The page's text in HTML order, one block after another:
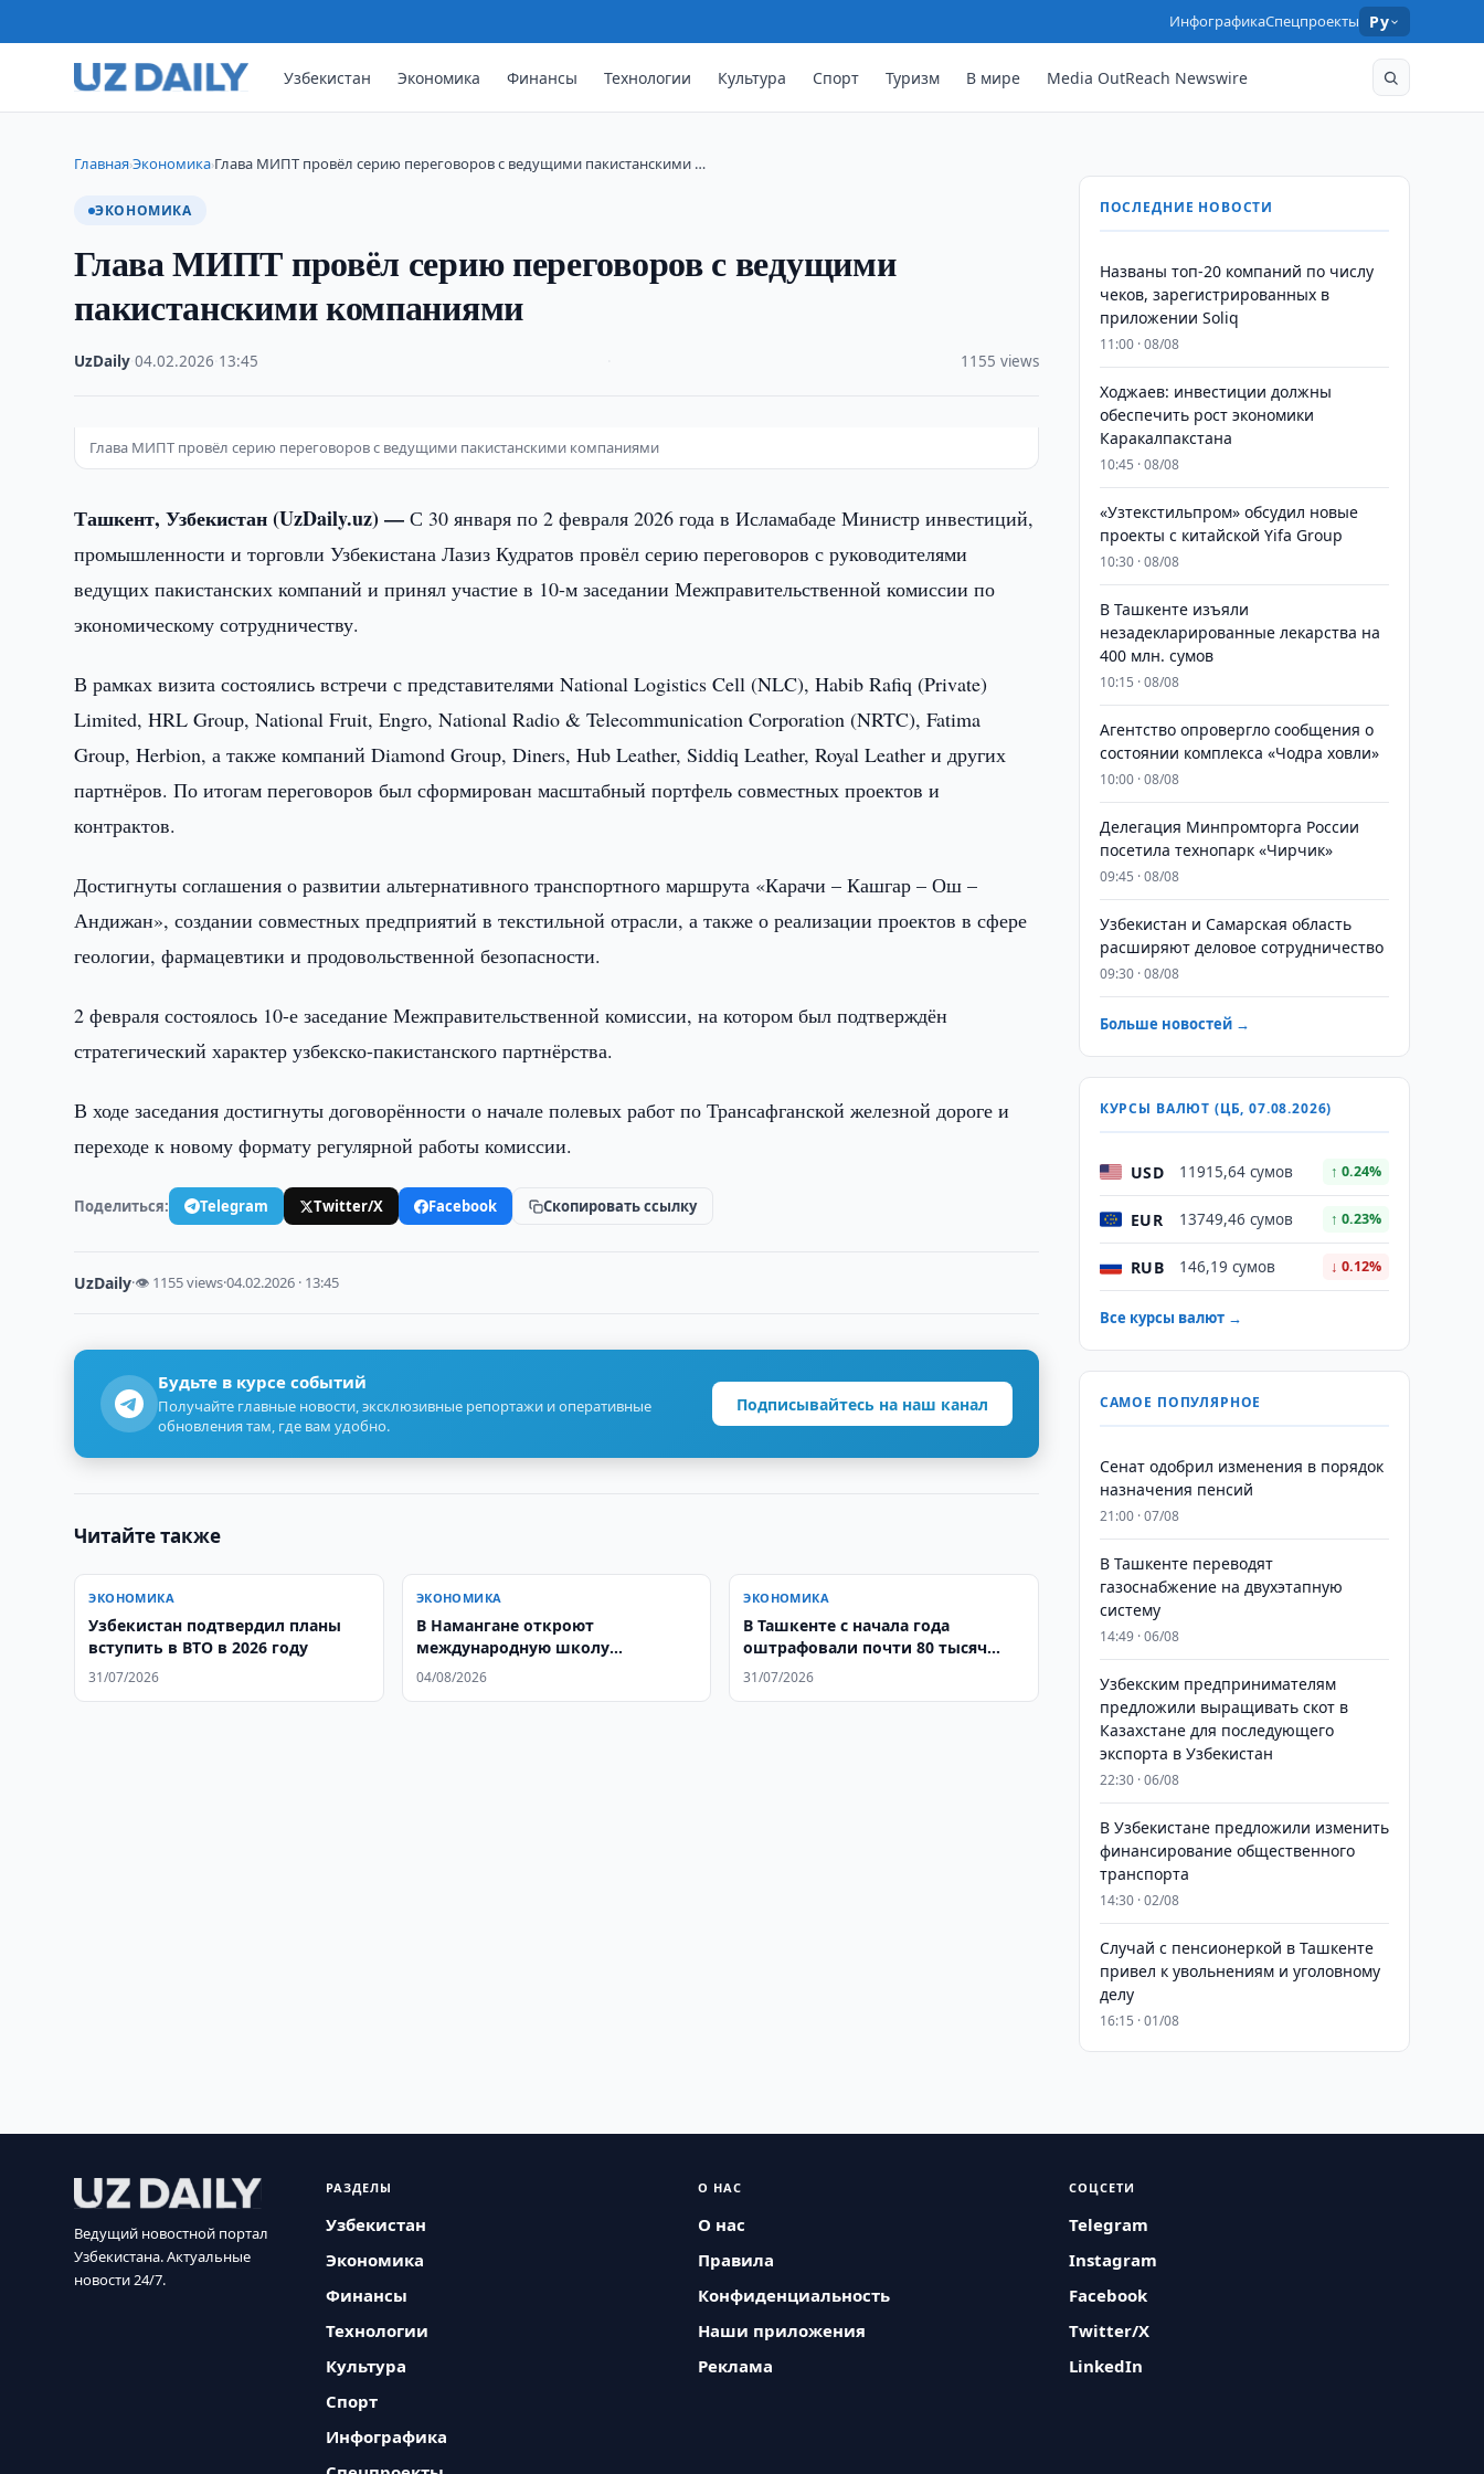
ИнфографикаСпецпроекты Ру
Узбекистан Экономика Финансы Технологии Культура Спорт Туризм В мире Media OutReach Newswire
Главная›Экономика›Глава МИПТ провёл серию переговоров с ведущими пакистанскими …
ЭКОНОМИКА
Глава МИПТ провёл серию переговоров с ведущими
пакистанскими компаниями
UzDaily ·04.02.2026 13:45 1155 views
Глава МИПТ провёл серию переговоров с ведущими пакистанскими компаниями
Ташкент, Узбекистан (UzDaily.uz) —С 30 января по 2 февраля 2026 года в Исламабаде Министр инвестиций,
промышленности и торговли Узбекистана Лазиз Кудратов провёл серию переговоров с руководителями
ведущих пакистанских компаний и принял участие в 10-м заседании Межправительственной комиссии по
экономическому сотрудничеству.
В рамках визита состоялись встречи с представителями National Logistics Cell (NLC), Habib Rafiq (Private)
Limited, HRL Group, National Fruit, Engro, National Radio & Telecommunication Corporation (NRTC), Fatima
Group, Herbion, а также компаний Diamond Group, Diners, Hub Leather, Siddiq Leather, Royal Leather и других
партнёров. По итогам переговоров был сформирован масштабный портфель совместных проектов и
контрактов.
Достигнуты соглашения о развитии альтернативного транспортного маршрута «Карачи – Кашгар – Ош –
Андижан», создании совместных предприятий в текстильной отрасли, а также о реализации проектов в сфере
геологии, фармацевтики и продовольственной безопасности.
2 февраля состоялось 10-е заседание Межправительственной комиссии, на котором был подтверждён
стратегический характер узбекско-пакистанского партнёрства.
В ходе заседания достигнуты договорённости о начале полевых работ по Трансафганской железной дороге и
переходе к новому формату регулярной работы комиссии.
Поделиться: Telegram Twitter/X Facebook Скопировать ссылку
UzDaily·👁 1155 views·04.02.2026 · 13:45
Будьте в курсе событий
Получайте главные новости, эксклюзивные репортажи и оперативные
обновления там, где вам удобно.
Подписывайтесь на наш канал
Читайте также
ЭКОНОМИКА
Узбекистан подтвердил планы
вступить в ВТО в 2026 году
31/07/2026
ЭКОНОМИКА
В Намангане откроют
международную школу
сварщиков
04/08/2026
ЭКОНОМИКА
В Ташкенте с начала года
оштрафовали почти 80 тысяч
безбилетных пассажиров
31/07/2026
ПОСЛЕДНИЕ НОВОСТИ
Названы топ-20 компаний по числу
чеков, зарегистрированных в
приложении Soliq
11:00 · 08/08
Ходжаев: инвестиции должны
обеспечить рост экономики
Каракалпакстана
10:45 · 08/08
«Узтекстильпром» обсудил новые
проекты с китайской Yifa Group
10:30 · 08/08
​​​​​​​В Ташкенте изъяли
незадекларированные лекарства на
400 млн. сумов
10:15 · 08/08
Агентство опровергло сообщения о
состоянии комплекса «Чодра ховли»
10:00 · 08/08
Делегация Минпромторга России
посетила технопарк «Чирчик»
09:45 · 08/08
Узбекистан и Самарская область
расширяют деловое сотрудничество
09:30 · 08/08
Больше новостей →
КУРСЫ ВАЛЮТ (ЦБ, 07.08.2026)
USD 11915,64 сумов ↑ 0.24%
EUR 13749,46 сумов ↑ 0.23%
RUB 146,19 сумов ↓ 0.12%
Все курсы валют →
САМОЕ ПОПУЛЯРНОЕ
Сенат одобрил изменения в порядок
назначения пенсий
21:00 · 07/08
В Ташкенте переводят
газоснабжение на двухэтапную
систему
14:49 · 06/08
Узбекским предпринимателям
предложили выращивать скот в
Казахстане для последующего
экспорта в Узбекистан
22:30 · 06/08
В Узбекистане предложили изменить
финансирование общественного
транспорта
14:30 · 02/08
Случай с пенсионеркой в Ташкенте
привел к увольнениям и уголовному
делу
16:15 · 01/08
Ведущий новостной портал
Узбекистана. Актуальные
новости 24/7.
РАЗДЕЛЫ
Узбекистан
Экономика
Финансы
Технологии
Культура
Спорт
Инфографика
О НАС
О нас
Правила
Конфиденциальность
Наши приложения
Реклама
СОЦСЕТИ
Telegram
Instagram
Facebook
Twitter/X
LinkedIn